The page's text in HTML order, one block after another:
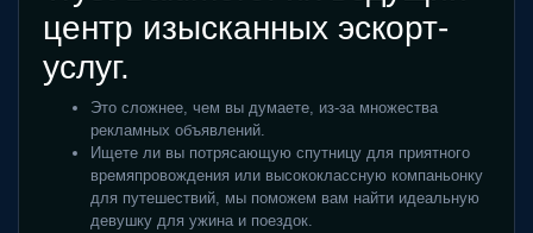
центр изысканных эскорт-
услуг.
Это сложнее, чем вы думаете, из-за множества
рекламных объявлений.
Ищете ли вы потрясающую спутницу для приятного
времяпровождения или высококлассную компаньонку
для путешествий, мы поможем вам найти идеальную
девушку для ужина и поездок.